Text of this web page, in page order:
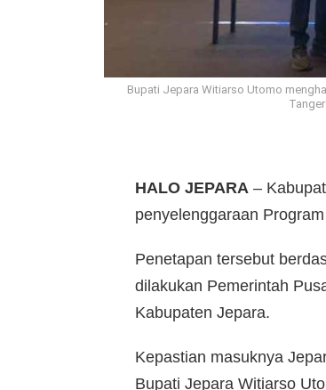
Bupati Jepara Witiarso Utomo
HALO JEPARA –
penyelenggaraan
Penetapan tersebut
dilakukan Pemerintah
Kabupaten Jepara.
Kepastian masuknya
Bupati Jepara Witiarso